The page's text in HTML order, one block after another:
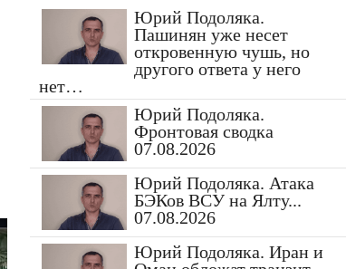
Юрий Подоляка.
Пашинян уже несет
откровенную чушь, но
другого ответа у него
нет…
Юрий Подоляка.
Фронтовая сводка
07.08.2026
Юрий Подоляка. Атака
БЭКов ВСУ на Ялту...
07.08.2026
Юрий Подоляка. Иран и